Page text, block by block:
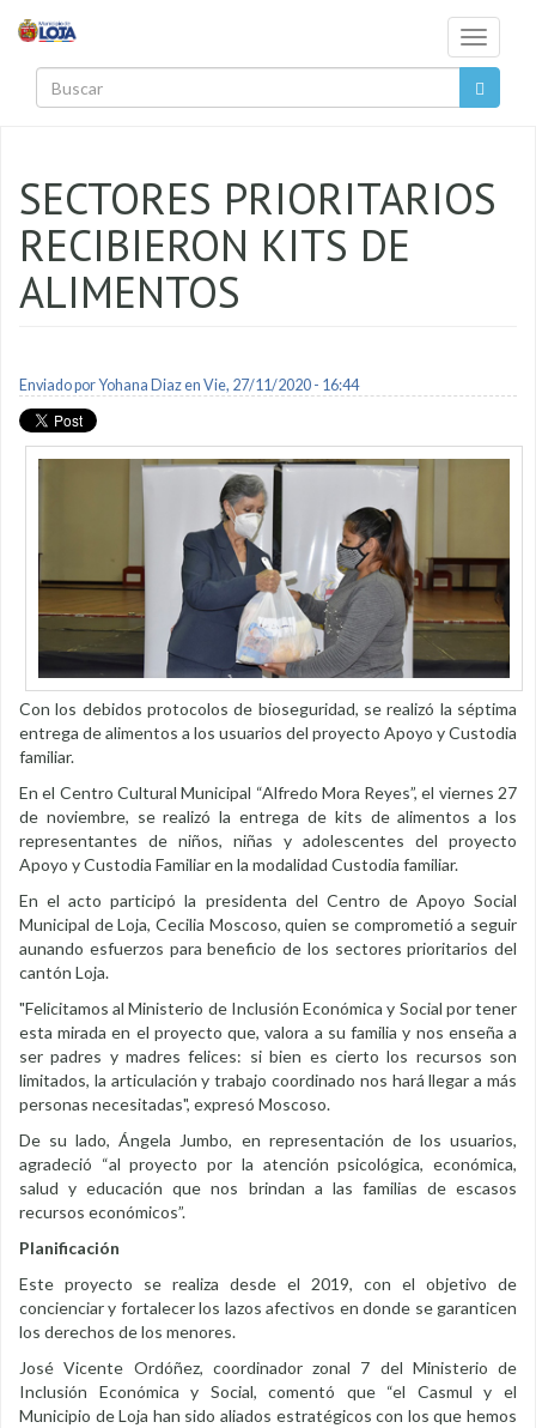
Toggle
SECTORES PRIORITARIOS
RECIBIERON KITS DE
ALIMENTOS
Enviado porYohana Diazen Vie, 27/11/2020 - 16:44
Con los debidos protocolos de bioseguridad, se realizó la séptima
entrega de alimentos a los usuarios del proyecto Apoyo y Custodia
familiar.
En el Centro Cultural Municipal “Alfredo Mora Reyes”, el viernes 27
de noviembre, se realizó la entrega de kits de alimentos a los
representantes de niños, niñas y adolescentes del proyecto
Apoyo y Custodia Familiar en la modalidad Custodia familiar.
En el acto participó la presidenta del Centro de Apoyo Social
Municipal de Loja, Cecilia Moscoso, quien se comprometió a seguir
aunando esfuerzos para beneficio de los sectores prioritarios del
cantón Loja.
"Felicitamos al Ministerio de Inclusión Económica y Social por tener
esta mirada en el proyecto que, valora a su familia y nos enseña a
ser padres y madres felices: si bien es cierto los recursos son
limitados, la articulación y trabajo coordinado nos hará llegar a más
personas necesitadas", expresó Moscoso.
De su lado, Ángela Jumbo, en representación de los usuarios,
agradeció “al proyecto por la atención psicológica, económica,
salud y educación que nos brindan a las familias de escasos
recursos económicos”.
Planificación
Este proyecto se realiza desde el 2019, con el objetivo de
concienciar y fortalecer los lazos afectivos en donde se garanticen
los derechos de los menores.
José Vicente Ordóñez, coordinador zonal 7 del Ministerio de
Inclusión Económica y Social, comentó que “el Casmul y el
Municipio de Loja han sido aliados estratégicos con los que hemos